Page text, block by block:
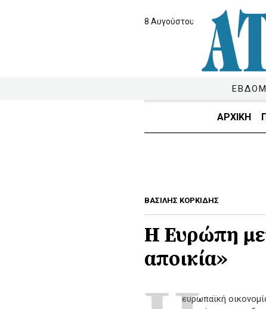
8 Αυγούστου 2026
ΑΡΧΙΚΗ
ΒΑΣΙΛΗΣ ΚΟΡΚΙΔΗΣ
Η Ευρώπη
αποικία»
ευρωπαϊκή